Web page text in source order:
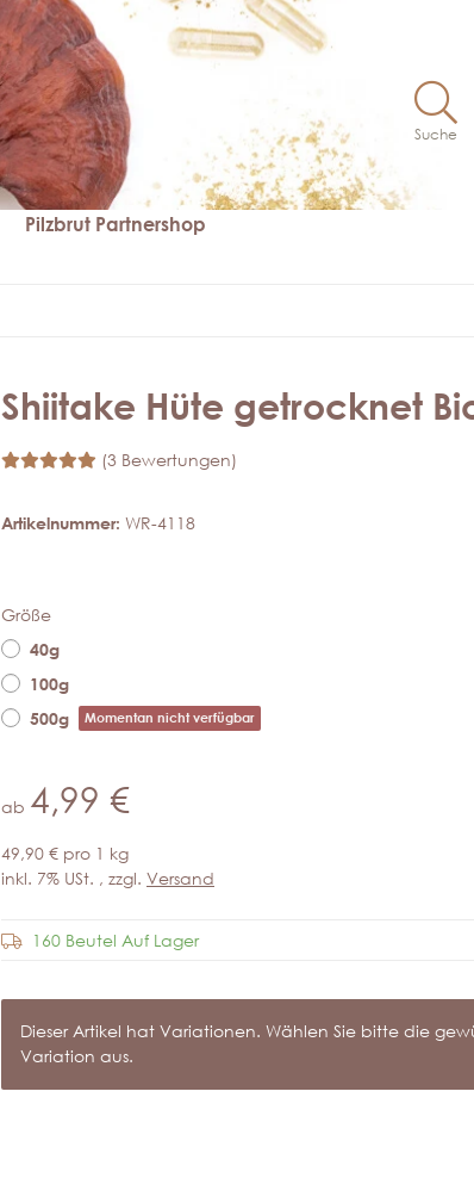
Suche
Pilzbrut Partnershop
Shiitake Hüte getrocknet
(3 Bewertungen)
Artikelnummer: WR-4118
Größe
40g
100g
500g
Momentan nicht verfügbar
ab 4,99 €
49,90 € pro 1 kg
inkl. 7% USt. , zzgl. Versand
160 Beutel Auf Lager
x
Dieser Artikel hat Variationen. Wählen Sie bitte die
Variation aus.